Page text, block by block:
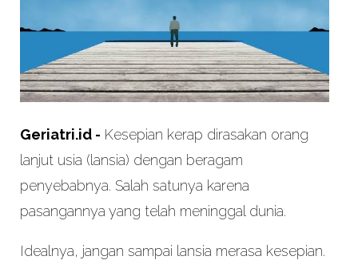
Geriatri.id - Kesepian kerap dirasakan orang
lanjut usia (lansia) dengan beragam
penyebabnya. Salah satunya karena
pasangannya yang telah meninggal dunia.
Idealnya, jangan sampai lansia merasa kesepian.